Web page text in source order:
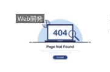
Web開発